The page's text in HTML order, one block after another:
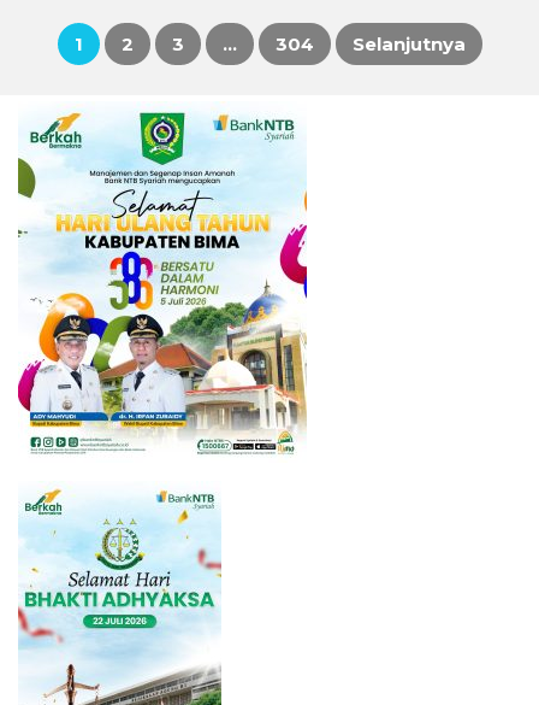
Paginasi
pos
1 2 3 … 304 Selanjutnya